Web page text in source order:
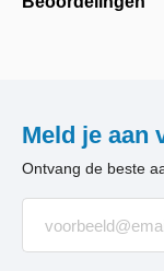
Meld je aan
Ontvang de beste